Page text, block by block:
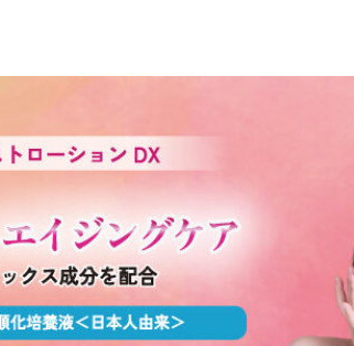
ジナルブランド
込めてネーミングしました。
ハ
見てわ
ヘア・フ
面白
ーソナライ